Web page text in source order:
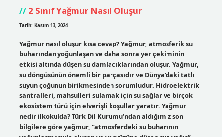
2 Sınıf Yağmur Nasıl Oluşur
Tarih: Kasım 13, 2024
Yağmur nasıl oluşur kısa cevap? Yağmur, atmosferik su
buharından yoğunlaşan ve daha sonra yer çekiminin
etkisi altında düşen su damlacıklarından oluşur. Yağmur,
su döngüsünün önemli bir parçasıdır ve Dünya’daki tatlı
suyun çoğunun birikmesinden sorumludur. Hidroelektrik
santralleri, mahsulleri sulamak için su sağlar ve birçok
ekosistem türü için elverişli koşullar yaratır. Yağmur
nedir ilkokulda? Türk Dil Kurumu’ndan aldığımız son
bilgilere göre yağmur, “atmosferdeki su buharının